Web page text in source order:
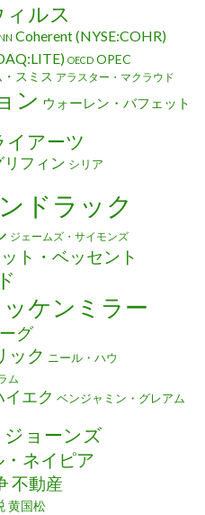
ルス
Coherent (NYSE:COHR)
OECD OPEC
スミス アラスター・マクラウド
ン ウォーレン・バフェット
イアーツ
フィン シリア
ドラック
ジェームズ・サイモンズ
ト・ベッセント
ケンミラー
グ
ック ニール・ハウ
ム
エク ベンジャミン・グレアム
ョーンズ
ネイピア
不動産
黄国松